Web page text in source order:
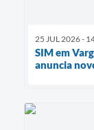
25 JUL 2026 -
SIM em
anuncia